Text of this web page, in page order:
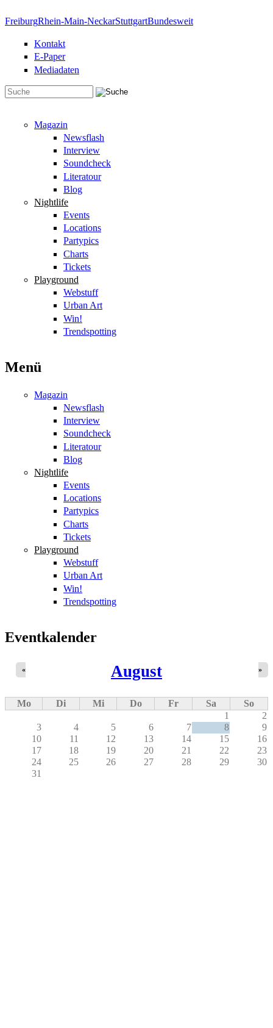
FreiburgRhein-Main-NeckarStuttgartBundesweit
Kontakt
E-Paper
Mediadaten
Magazin
Newsflash
Interview
Soundcheck
Literatour
Blog
Nightlife
Events
Locations
Partypics
Charts
Tickets
Playground
Webstuff
Urban Art
Win!
Trendspotting
Menü
Magazin
Newsflash
Interview
Soundcheck
Literatour
Blog
Nightlife
Events
Locations
Partypics
Charts
Tickets
Playground
Webstuff
Urban Art
Win!
Trendspotting
Eventkalender
August
« »
Mo Di Mi Do Fr Sa
So
1
2
3
4 5 6 7 8
9
10
11 12 13 14 15
16
17
18 19 20 21 22
23
24
25 26 27 28 29
30
31